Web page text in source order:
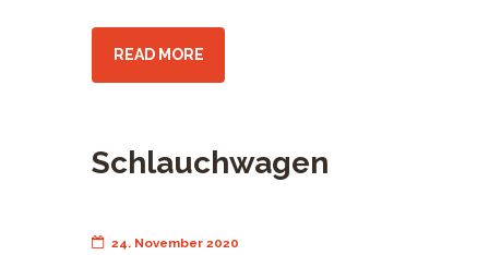
READ MORE
Schlauchwagen
24. November 2020